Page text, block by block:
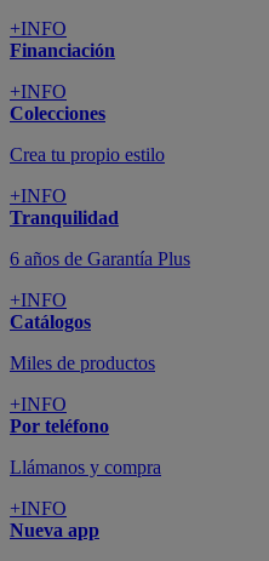
+INFO
Financiación
+INFO
Colecciones
Crea tu propio estilo
+INFO
Tranquilidad
6 años de Garantía Plus
+INFO
Catálogos
Miles de productos
+INFO
Por teléfono
Llámanos y compra
+INFO
Nueva app